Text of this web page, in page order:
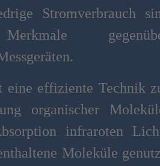
Stromverbrauch
eine effiziente Technik
organischer
infraroten
Moleküle